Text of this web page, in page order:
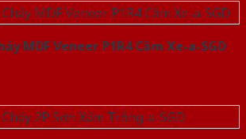
MDF Veneer P1R4 Căm Xe-a-SGD